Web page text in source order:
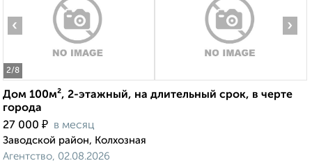
2/8
‹ ›
Дом 100м², 2-этажный, на длительный срок, в черте
города
27 000 ₽ в месяц
Заводской район, Колхозная
Агентство, 02.08.2026